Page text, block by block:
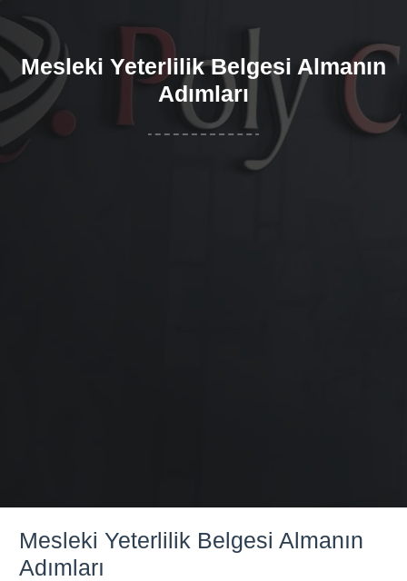
Mesleki Yeterlilik Belgesi Almanın
Adımları
Mesleki Yeterlilik Belgesi Almanın
Adımları